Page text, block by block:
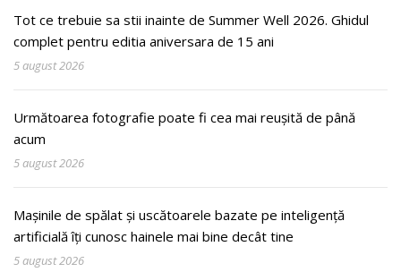
Tot ce trebuie sa stii inainte de Summer Well 2026. Ghidul
complet pentru editia aniversara de 15 ani
5 august 2026
Următoarea fotografie poate fi cea mai reușită de până
acum
5 august 2026
Mașinile de spălat și uscătoarele bazate pe inteligență
artificială îți cunosc hainele mai bine decât tine
5 august 2026